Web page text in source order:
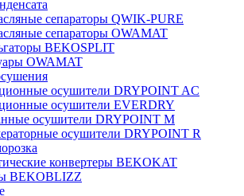
сепараторы QWIK-PURE
сепараторы OWAMAT
BEKOSPLIT
OWAMAT
осушители DRYPOINT AC
осушители EVERDRY
осушители DRYPOINT M
осушители DRYPOINT R
конвертеры BEKOKAT
BEKOBLIZZ